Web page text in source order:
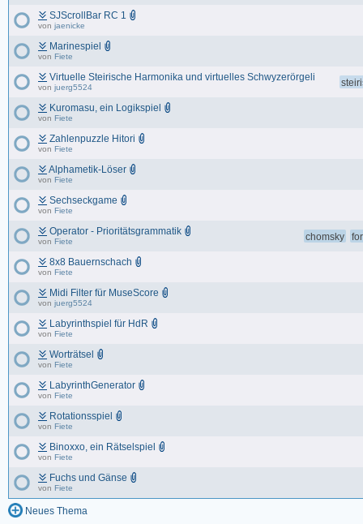
SJScrollBar RC 1
von jaenicke
Marinespiel
von Fiete
Virtuelle Steirische Harmonika und virtuelles Schwyzerörgeli
von juerg5524
Kuromasu, ein Logikspiel
von Fiete
Zahlenpuzzle Hitori
von Fiete
Alphametik-Löser
von Fiete
Sechseckgame
von Fiete
chomsky
Operator - Prioritätsgrammatik
von Fiete
8x8 Bauernschach
von Fiete
Midi Filter für MuseScore
von juerg5524
Labyrinthspiel für HdR
von Fiete
Worträtsel
von Fiete
LabyrinthGenerator
von Fiete
Rotationsspiel
von Fiete
Binoxxo, ein Rätselspiel
von Fiete
Fuchs und Gänse
von Fiete
Neues Thema